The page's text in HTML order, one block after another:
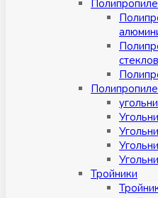
Тройники